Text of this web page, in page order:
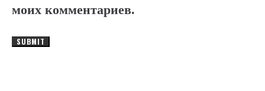
моих комментариев.